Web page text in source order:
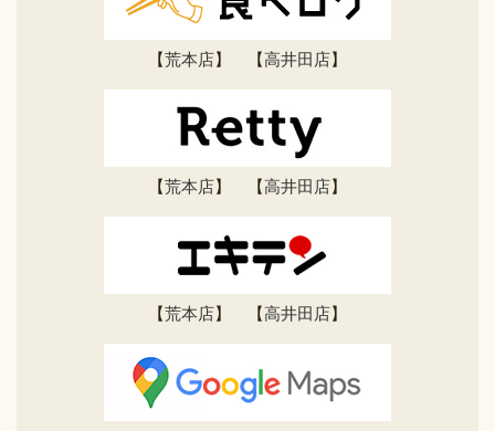
【荒本店】 【高井田店】
【荒本店】 【高井田店】
【荒本店】 【高井田店】